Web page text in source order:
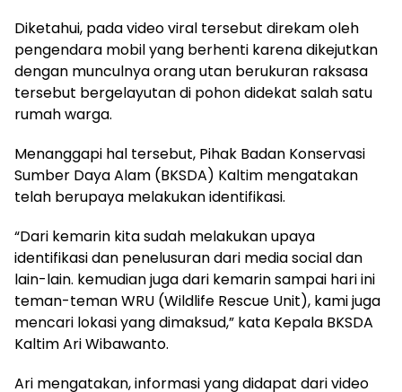
Diketahui, pada video viral tersebut direkam oleh
pengendara mobil yang berhenti karena dikejutkan
dengan munculnya orang utan berukuran raksasa
tersebut bergelayutan di pohon didekat salah satu
rumah warga.
Menanggapi hal tersebut, Pihak Badan Konservasi
Sumber Daya Alam (BKSDA) Kaltim mengatakan
telah berupaya melakukan identifikasi.
“Dari kemarin kita sudah melakukan upaya
identifikasi dan penelusuran dari media social dan
lain-lain. kemudian juga dari kemarin sampai hari ini
teman-teman WRU (Wildlife Rescue Unit), kami juga
mencari lokasi yang dimaksud,” kata Kepala BKSDA
Kaltim Ari Wibawanto.
Ari mengatakan, informasi yang didapat dari video